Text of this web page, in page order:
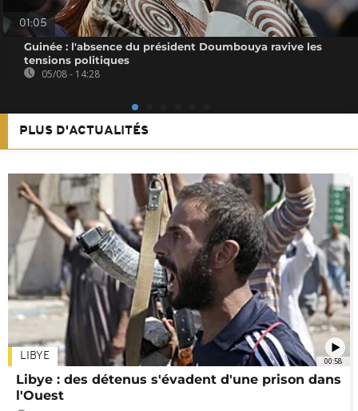
01:05
Guinée : l'absence du président Doumbouya ravive les
tensions politiques
05/08 - 14:28
PLUS D'ACTUALITÉS
00:58
LIBYE
Libye : des détenus s'évadent d'une prison dans
l'Ouest